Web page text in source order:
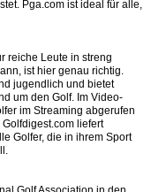
Pga.com ist ideal für alle,
reiche Leute in streng
ist hier genau richtig.
jugendlich und bietet
um den Golf. Im Video-
im Streaming abgerufen
liefert
Golfer, die in ihrem Sport